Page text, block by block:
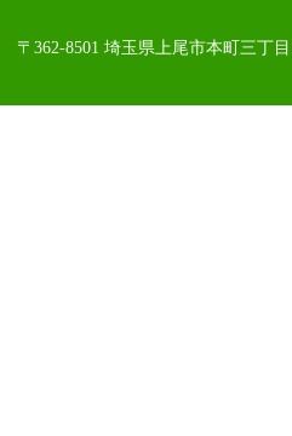
〒362-8501 埼玉県上尾市本町三丁